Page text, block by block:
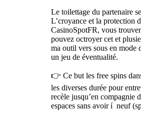
Le toilettage du partenaire
L’croyance et la protection
CasinoSpotFR, vous
pouvez octroyer cet et
ma outil vers sous en mode
un jeu de éventualité.
👉 Ce but les free spins
les diverses durée pour
recèle jusqu’en compagnie
espaces sans avoir í neuf